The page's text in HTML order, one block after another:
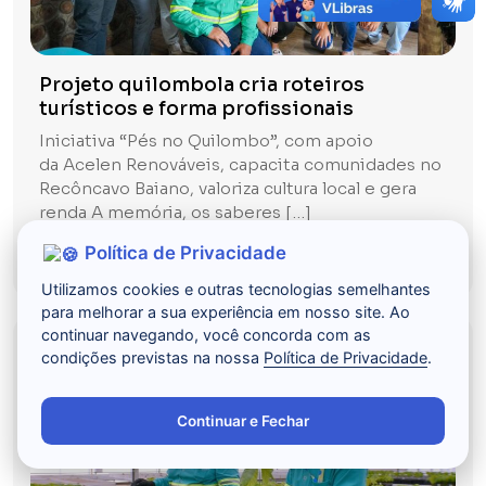
Projeto quilombola cria roteiros
turísticos e forma profissionais
Iniciativa “Pés no Quilombo”, com apoio
da Acelen Renováveis, capacita comunidades no
Recôncavo Baiano, valoriza cultura local e gera
renda A memória, os saberes […]
Ler maisPolítica de Privacidade
Utilizamos cookies e outras tecnologias semelhantes
para melhorar a sua experiência em nosso site. Ao
continuar navegando, você concorda com as
condições previstas na nossa Política de Privacidade.
Continuar e Fechar